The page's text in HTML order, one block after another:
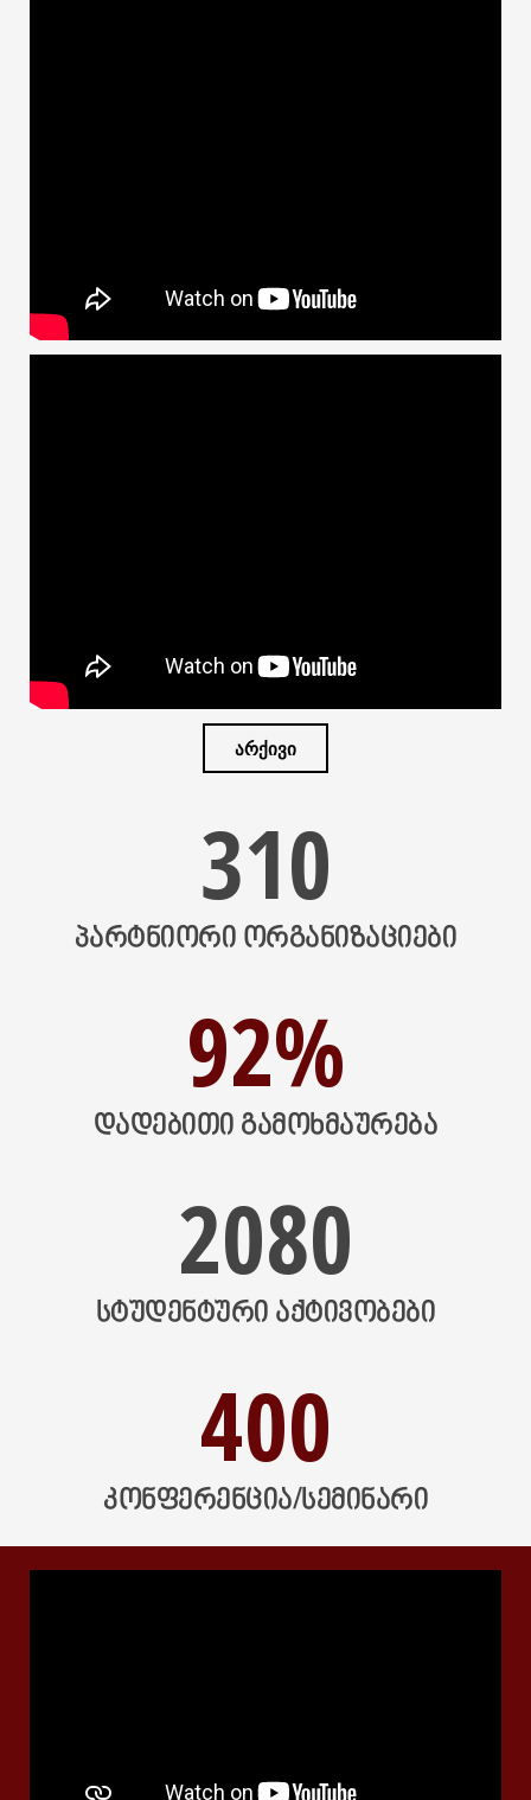
ᲐᲠᲥᲘᲕᲘ
310
ᲞᲐᲠᲢᲜᲘᲝᲠᲘ ᲝᲠᲒᲐᲜᲘᲖᲐᲪᲘᲔᲑᲘ
92%
ᲓᲐᲓᲔᲑᲘᲗᲘ ᲒᲐᲛᲝᲮᲛᲐᲣᲠᲔᲑᲐ
2080
ᲡᲢᲣᲓᲔᲜᲢᲣᲠᲘ ᲐᲥᲢᲘᲕᲝᲑᲔᲑᲘ
400
ᲙᲝᲜᲤᲔᲠᲔᲜᲪᲘᲐ/ᲡᲔᲛᲘᲜᲐᲠᲘ